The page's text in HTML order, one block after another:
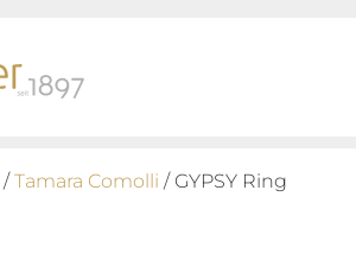
/Tamara Comolli / GYPSY Ring